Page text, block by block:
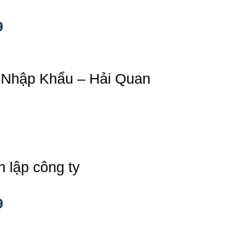
Khẩu – Hải Quan
lập công ty